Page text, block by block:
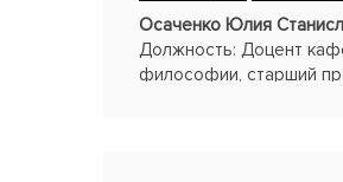
Осаченко Юлия
Должность: Доцент
философии, старший